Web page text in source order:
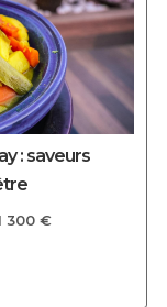
: saveurs
300 €